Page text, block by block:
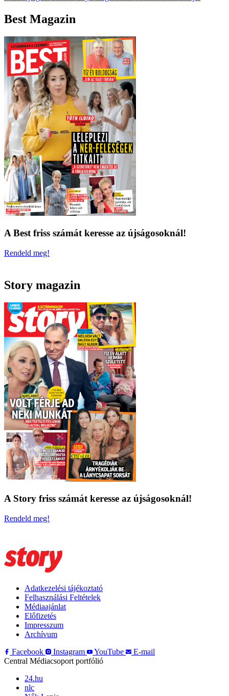
Best Magazin
A Best friss számát keresse az újságosoknál!
Rendeld meg!
Story magazin
A Story friss számát keresse az újságosoknál!
Rendeld meg!
Adatkezelési tájékoztató
Felhasználási Feltételek
Médiaajánlat
Előfizetés
Impresszum
Archívum
Facebook
Instagram YouTube
E-mail
Central Médiacsoport portfólió
24.hu
nlc